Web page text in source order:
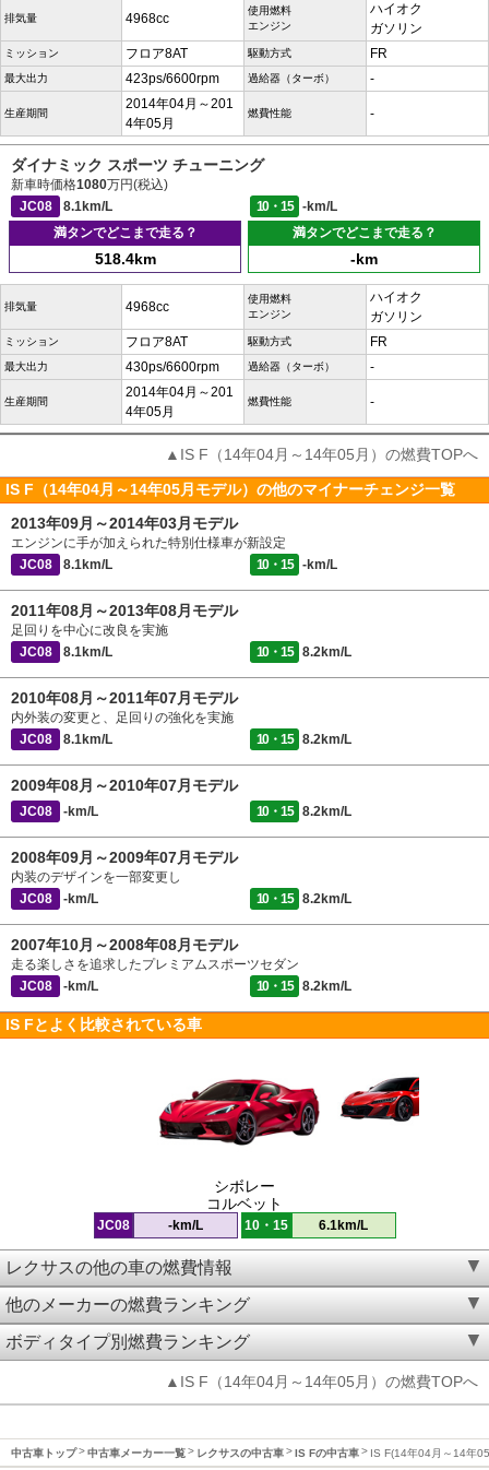
排気量 4968cc
使用燃料
エンジン
ハイオク
ガソリン
ミッション フロア8AT 駆動方式 FR
最大出力 423ps/6600rpm 過給器（ターボ） -
生産期間
2014年04月～201
4年05月
燃費性能 -
ダイナミック スポーツ チューニング
新車時価格1080万円(税込)
JC08
8.1km/L 10・15
-km/L
満タンでどこまで走る？
518.4km
満タンでどこまで走る？
-km
排気量 4968cc
使用燃料
エンジン
ハイオク
ガソリン
ミッション フロア8AT 駆動方式 FR
最大出力 430ps/6600rpm 過給器（ターボ） -
生産期間
2014年04月～201
4年05月
燃費性能 -
▲IS F（14年04月～14年05月）の燃費TOPへ
IS F（14年04月～14年05月モデル）の他のマイナーチェンジ一覧
2013年09月～2014年03月モデル
エンジンに手が加えられた特別仕様車が新設定
JC08
8.1km/L 10・15 -km/L
2011年08月～2013年08月モデル
足回りを中心に改良を実施
JC08
8.1km/L 10・15 8.2km/L
2010年08月～2011年07月モデル
内外装の変更と、足回りの強化を実施
JC08
8.1km/L 10・15 8.2km/L
2009年08月～2010年07月モデル
JC08 -km/L 10・15 8.2km/L
2008年09月～2009年07月モデル
内装のデザインを一部変更し
JC08
-km/L 10・15 8.2km/L
2007年10月～2008年08月モデル
走る楽しさを追求したプレミアムスポーツセダン
JC08
-km/L 10・15 8.2km/L
IS Fとよく比較されている車
シボレー
コルベット
JC08 -km/L 10・15 6.1km/L
レクサスの他の車の燃費情報
他のメーカーの燃費ランキング
ボディタイプ別燃費ランキング
▲IS F（14年04月～14年05月）の燃費TOPへ
中古車トップ 中古車メーカー一覧 レクサスの中古車 IS Fの中古車 IS F(14年04月～14年